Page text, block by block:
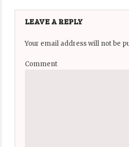
LEAVE A REPLY
Your email address will not be
Comment